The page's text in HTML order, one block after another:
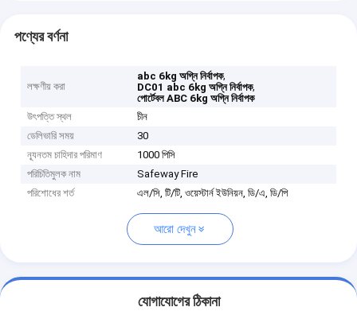
পণ্যের বর্ণনা
লক্ষণীয় করা
abc 6kg অগ্নি নির্বাপক,
DC01 abc 6kg অগ্নি নির্বাপক,
পোর্টেবল ABC 6kg অগ্নি নির্বাপক
উৎপত্তি স্থল
চীন
ডেলিভারি সময়
30
ন্যূনতম চাহিদার পরিমাণ
1000 পিসি
পরিচিতিমুলক নাম
Safeway Fire
পরিশোধের শর্ত
এল/সি, টি/টি, ওয়েস্টার্ন ইউনিয়ন, ডি/এ, ডি/পি
আরো দেখুন
যোগাযোগের ঠিকানা